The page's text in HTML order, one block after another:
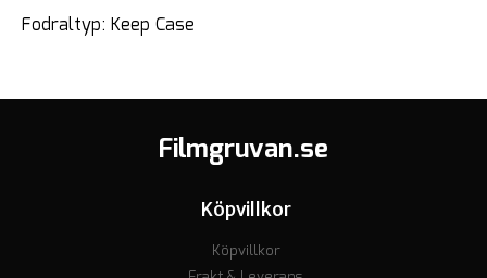
Fodraltyp: Keep Case
Filmgruvan.se
Köpvillkor
Köpvillkor